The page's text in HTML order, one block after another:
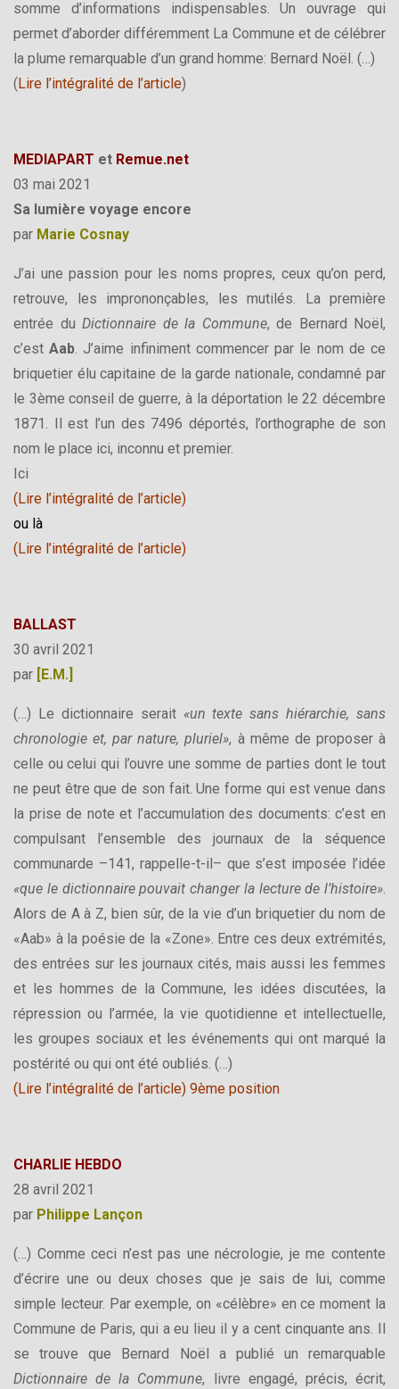
somme d’informations indispensables. Un ouvrage qui
permet d’aborder différemment La Commune et de célébrer
la plume remarquable d’un grand homme: Bernard Noël. (…)
( Lire l’intégralité de l’article)
MEDIAPART et Remue.net
03 mai 2021
Sa lumière voyage encore
par Marie Cosnay
J’ai une passion pour les noms propres, ceux qu’on perd,
retrouve, les imprononçables, les mutilés. La première
entrée du Dictionnaire de la Commune, de Bernard Noël,
c’estAab. J’aime infiniment commencer par le nom de ce
briquetier élu capitaine de la garde nationale, condamné par
le 3ème conseil de guerre, à la déportation le 22 décembre
1871. Il est l’un des 7496 déportés, l’orthographe de son
nom le place ici, inconnu et premier.
Ici
( Lire l’intégralité de l’article)
ou là
( Lire l’intégralité de l’article)
BALLAST
30 avril 2021
par [E.M.]
(…) Le dictionnaire serait «un texte sans hiérarchie, sans
chronologie et, par nature, pluriel», à même de proposer à
celle ou celui qui l’ouvre une somme de parties dont le tout
ne peut être que de son fait. Une forme qui est venue dans
la prise de note et l’accumulation des documents: c’est en
compulsant l’ensemble des journaux de la séquence
communarde –141, rappelle-t-il– que s’est imposée l’idée
«que le dictionnaire pouvait changer la lecture de l’histoire».
Alors de A à Z, bien sûr, de la vie d’un briquetier du nom de
«Aab» à la poésie de la «Zone». Entre ces deux extrémités,
des entrées sur les journaux cités, mais aussi les femmes
et les hommes de la Commune, les idées discutées, la
répression ou l’armée, la vie quotidienne et intellectuelle,
les groupes sociaux et les événements qui ont marqué la
postérité ou qui ont été oubliés. (…)
( Lire l’intégralité de l’article) 9ème position
CHARLIE HEBDO
28 avril 2021
par Philippe Lançon
(…) Comme ceci n’est pas une nécrologie, je me contente
d’écrire une ou deux choses que je sais de lui, comme
simple lecteur. Par exemple, on «célèbre» en ce moment la
Commune de Paris, qui a eu lieu il y a cent cinquante ans. Il
se trouve que Bernard Noël a publié un remarquable
Dictionnaire de la Commune, livre engagé, précis, écrit,